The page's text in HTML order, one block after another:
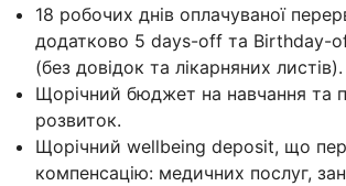
18 робочих днів оплачуваної
додатково 5 days-off та Birthday-
(без довідок та лікарняних листів).
Щорічний бюджет на навчання та
розвиток.
Щорічний wellbeing deposit, що
компенсацію: медичних послуг,